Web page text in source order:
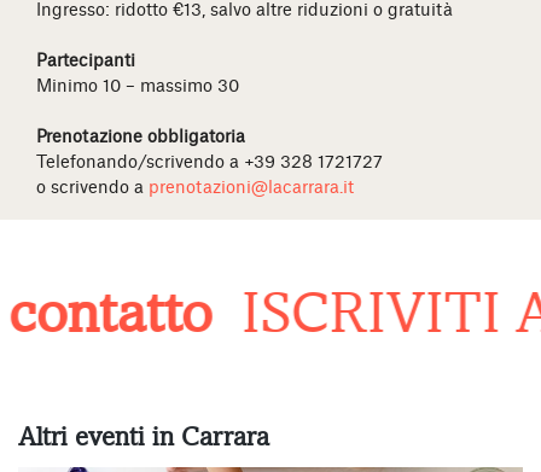
Ingresso: ridotto €13, salvo altre riduzioni o gratuità
Partecipanti
Minimo 10 – massimo 30
Prenotazione obbligatoria
Telefonando/scrivendo a +39 328 1721727
o scrivendo a prenotazioni@lacarrara.it
ISCRIVITI
Altri eventi in Carrara